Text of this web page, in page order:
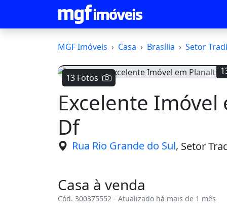
MGF Imóveis Casa Brasília Setor
13 Fotos
Voltar
Excelente Imóvel
Df
Rua Rio Grande do Sul, Setor
Casa à venda
Cód. 300375552 - Atualizado há mais de 1 mês